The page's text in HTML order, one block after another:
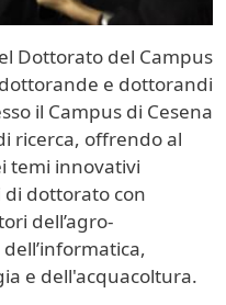
Dottorato del Campus
e dottorandi
il Campus di Cesena
ricerca, offrendo al
temi innovativi
dottorato con
dell’agro-
e dell'acquacoltura.